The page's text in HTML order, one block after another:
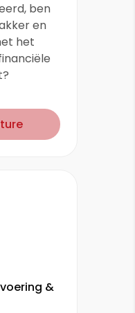
ben
en
het
&